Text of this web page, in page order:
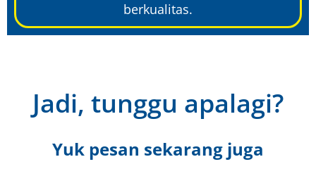
berkualitas.
Jadi, tunggu apalagi?
Yuk pesan sekarang juga